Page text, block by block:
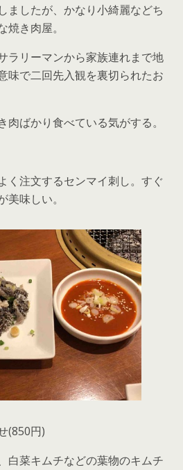
ましたが、かなり小綺麗などち
き肉屋。
ラリーマンから家族連れまで地
味で二回先入観を裏切られたお
肉ばかり食べている気がする。
く注文するセンマイ刺し。すぐ
味しい。
(850円)
白菜キムチなどの葉物のキムチ